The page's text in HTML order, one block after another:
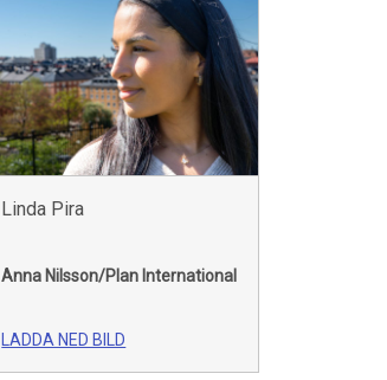
Linda Pira
Anna Nilsson/Plan International
LADDA NED BILD